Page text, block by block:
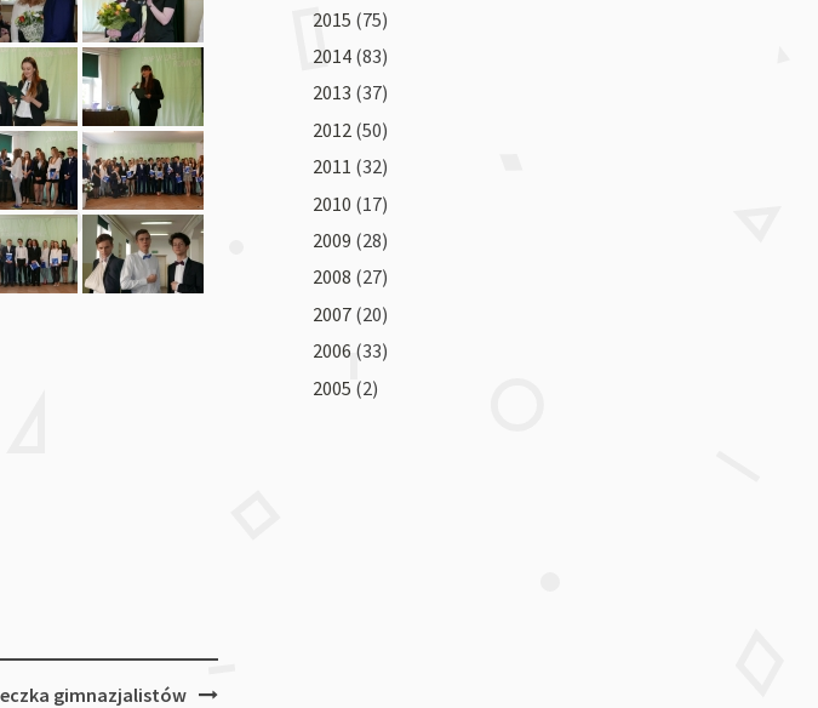
gimnazjalistów
2015 (75)
2014 (83)
2013 (37)
2012 (50)
2011 (32)
2010 (17)
2009 (28)
2008 (27)
2007 (20)
2006 (33)
2005 (2)